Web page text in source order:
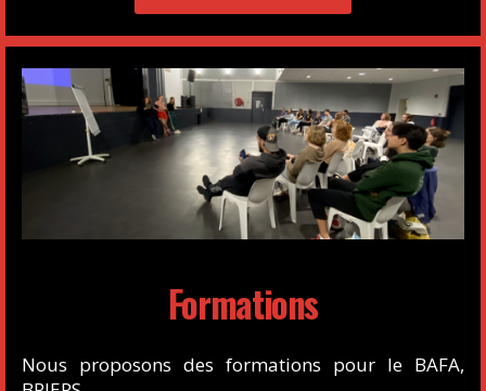
Formations
Nous proposons des formations pour le BAFA,